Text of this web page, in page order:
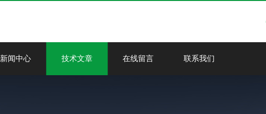
新闻中心 技术文章 在线留言 联系我们